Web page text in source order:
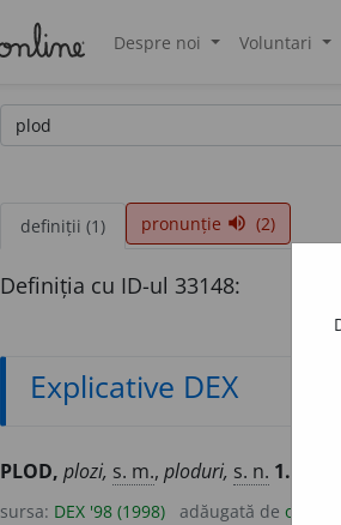
Despre noi Voluntari
definiții (1) pronunție volume_up (2)
Definiția cu ID-ul 33148:
Explicative DEX
PLOD, plozi, s. m., ploduri, s. n. 1.
sursa: DEX '98 (1998) adăugată de